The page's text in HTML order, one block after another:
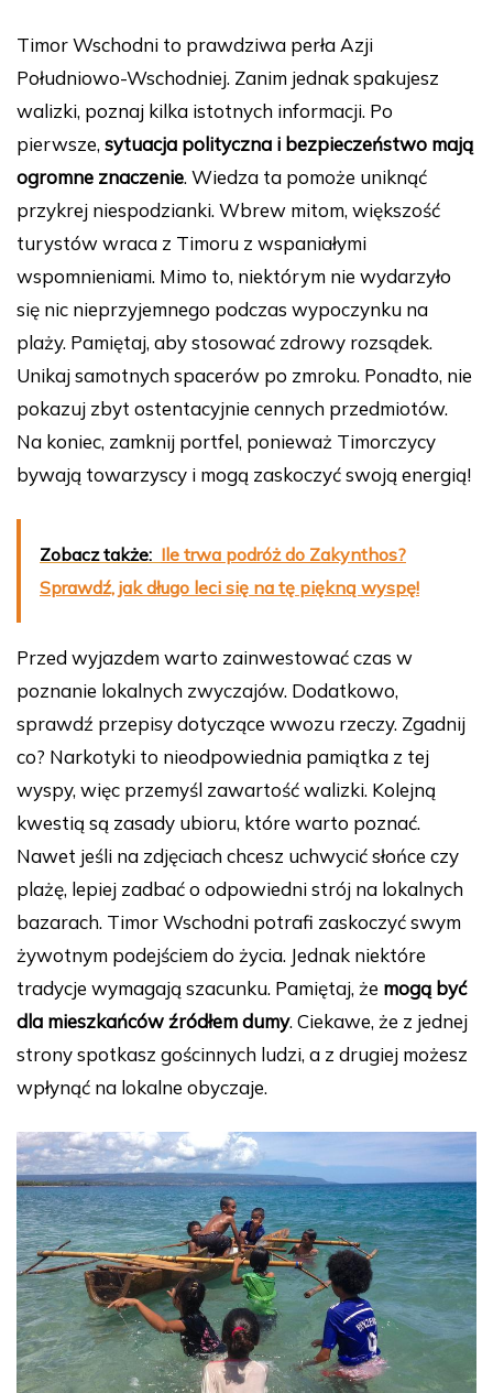
Timor Wschodni to prawdziwa perła Azji
Południowo-Wschodniej. Zanim jednak spakujesz
walizki, poznaj kilka istotnych informacji. Po
pierwsze, sytuacja polityczna i bezpieczeństwo mają
ogromne znaczenie. Wiedza ta pomoże uniknąć
przykrej niespodzianki. Wbrew mitom, większość
turystów wraca z Timoru z wspaniałymi
wspomnieniami. Mimo to, niektórym nie wydarzyło
się nic nieprzyjemnego podczas wypoczynku na
plaży. Pamiętaj, aby stosować zdrowy rozsądek.
Unikaj samotnych spacerów po zmroku. Ponadto, nie
pokazuj zbyt ostentacyjnie cennych przedmiotów.
Na koniec, zamknij portfel, ponieważ Timorczycy
bywają towarzyscy i mogą zaskoczyć swoją energią!
Zobacz także: Ile trwa podróż do Zakynthos?
Sprawdź, jak długo leci się na tę piękną wyspę!
Przed wyjazdem warto zainwestować czas w
poznanie lokalnych zwyczajów. Dodatkowo,
sprawdź przepisy dotyczące wwozu rzeczy. Zgadnij
co? Narkotyki to nieodpowiednia pamiątka z tej
wyspy, więc przemyśl zawartość walizki. Kolejną
kwestią są zasady ubioru, które warto poznać.
Nawet jeśli na zdjęciach chcesz uchwycić słońce czy
plażę, lepiej zadbać o odpowiedni strój na lokalnych
bazarach. Timor Wschodni potrafi zaskoczyć swym
żywotnym podejściem do życia. Jednak niektóre
tradycje wymagają szacunku. Pamiętaj, że mogą być
dla mieszkańców źródłem dumy. Ciekawe, że z jednej
strony spotkasz gościnnych ludzi, a z drugiej możesz
wpłynąć na lokalne obyczaje.